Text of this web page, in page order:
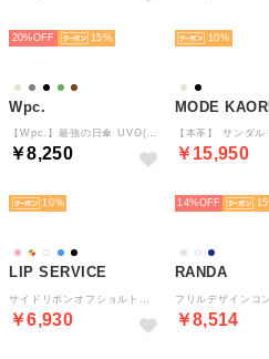
20%
15
10
Wpc.
【Wpc.】最強の日傘 UVO(ウーボ) CALM 2段折 60cm 大きい 2WAY 完全遮光 遮熱 晴雨兼用 UVカット 大判 折りたたみ傘 （ベージュ）
￥8,250
10
MODE KAORI
￥15,950
14%
15
LIP SERVICE
￥6,930
RANDA
￥8,514